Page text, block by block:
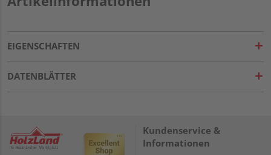
EIGENSCHAFTEN
DATENBLÄTTER
Kundenservice &
Informationen